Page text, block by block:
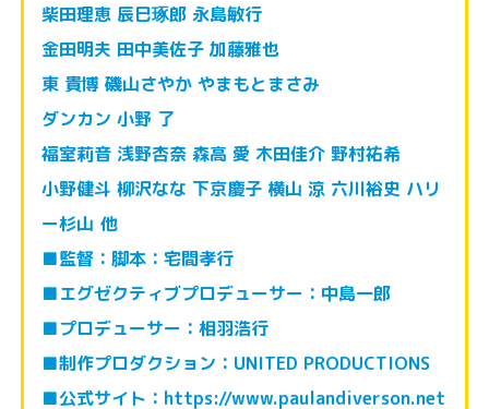
柴田理恵 辰巳琢郎 永島敏行
金田明夫 田中美佐子 加藤雅也
東 貴博 磯山さやか やまもとまさみ
ダンカン 小野 了
福室莉音 浅野杏奈 森高 愛 木田佳介 野村祐希
小野健斗 柳沢なな 下京慶子 横山 涼 六川裕史 ハリ
ー杉山 他
■監督：脚本：宅間孝行
■エグゼクティブプロデューサー：中島一郎
■プロデューサー：相羽浩行
■制作プロダクション：UNITED PRODUCTIONS
■公式サイト：https://www.paulandiverson.net